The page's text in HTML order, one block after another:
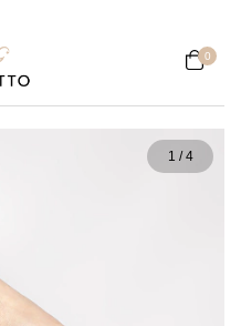
0
1 /4